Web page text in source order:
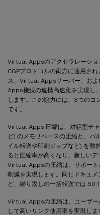
Virtual Appsのアクセラレーシ
CGPプロトコルの両方に適用さ
ス、Virtual Appsサーバー、お
Apps接続の連携高速化を実現し
します。この協力には、3つのコ
です。
Virtual Apps 圧縮は、対話型チ
ど) のメモリベースの圧縮と、バ
イル転送や印刷ジョブなど) を動
ると圧縮率が高くなり、新しいデ
Virtual Appsの圧縮は、サポー
削減を実現します。同じドキュ
ど、繰り返しの一括転送では
Virtual Appsの圧縮は、ユーザー
しで高いリンク使用率を実現しま